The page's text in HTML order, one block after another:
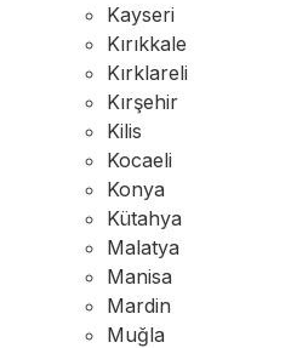
Kayseri
Kırıkkale
Kırklareli
Kırşehir
Kilis
Kocaeli
Konya
Kütahya
Malatya
Manisa
Mardin
Muğla